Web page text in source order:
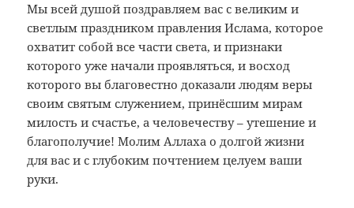
Мы всей душой поздравляем вас с великим и
светлым праздником правления Ислама, которое
охватит собой все части света, и признаки
которого уже начали проявляться, и восход
которого вы благовестно доказали людям веры
своим святым служением, принёсшим мирам
милость и счастье, а человечеству – утешение и
благополучие! Молим Аллаха о долгой жизни
для вас и с глубоким почтением целуем ваши
руки.